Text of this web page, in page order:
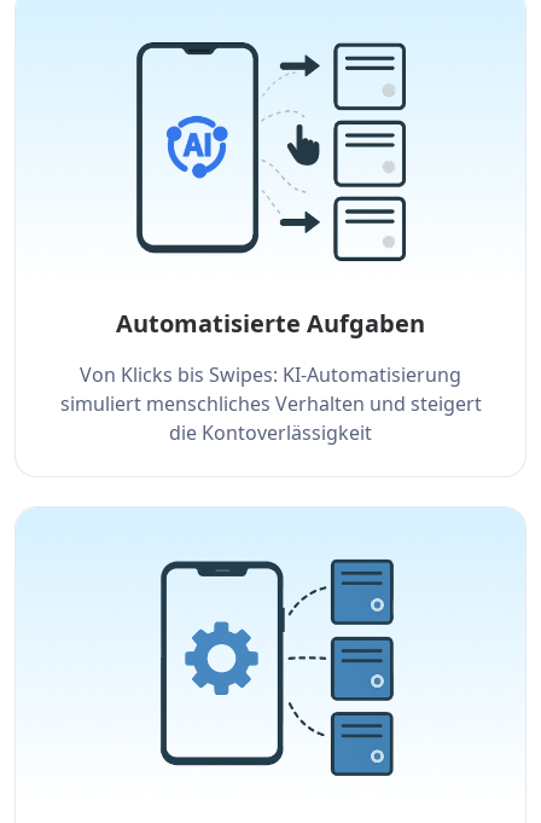
Automatisierte Aufgaben
Von Klicks bis Swipes: KI-Automatisierung
simuliert menschliches Verhalten und steigert
die Kontoverlässigkeit